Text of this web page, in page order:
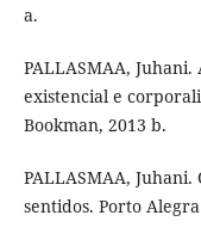
a.
PALLASMAA,
existencial e
Bookman, 2013 b.
PALLASMAA,
sentidos. Porto